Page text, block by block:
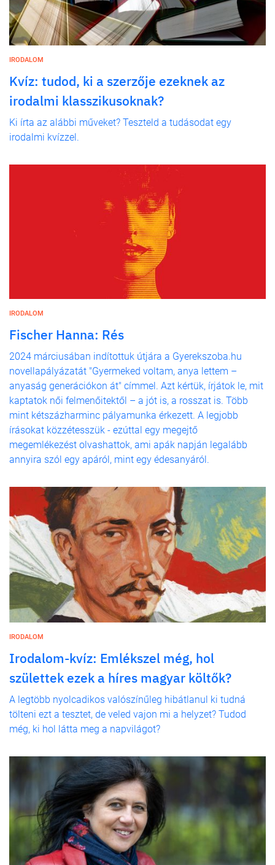
IRODALOM
Kvíz: tudod, ki a szerzője ezeknek az
irodalmi klasszikusoknak?
Ki írta az alábbi műveket? Teszteld a tudásodat egy
irodalmi kvízzel.
IRODALOM
Fischer Hanna: Rés
2024 márciusában indítottuk útjára a Gyerekszoba.hu
novellapályázatát "Gyermeked voltam, anya lettem –
anyaság generációkon át" címmel. Azt kértük, írjátok le, mit
kaptatok női felmenőitektől – a jót is, a rosszat is. Több
mint kétszázharminc pályamunka érkezett. A legjobb
írásokat közzétesszük - ezúttal egy megejtő
megemlékezést olvashattok, ami apák napján legalább
annyira szól egy apáról, mint egy édesanyáról.
IRODALOM
Irodalom-kvíz: Emlékszel még, hol
születtek ezek a híres magyar költők?
A legtöbb nyolcadikos valószínűleg hibátlanul ki tudná
tölteni ezt a tesztet, de veled vajon mi a helyzet? Tudod
még, ki hol látta meg a napvilágot?